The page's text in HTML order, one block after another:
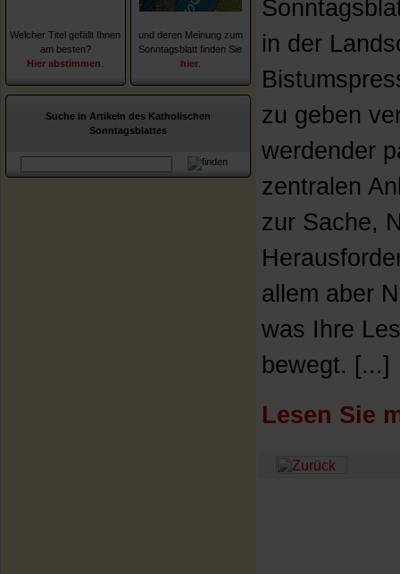
Welcher Titel gefällt Ihnen
am besten?
Hier abstimmen
und deren Meinung zum
Sonntagsblatt finden Sie
hier
Suche in Artikeln des Katholischen
Sonntagsblattes
in der
zu geben
werdender
zentralen
zur Sache,
allem aber
was Ihre
bewegt. [...]
Lesen Sie